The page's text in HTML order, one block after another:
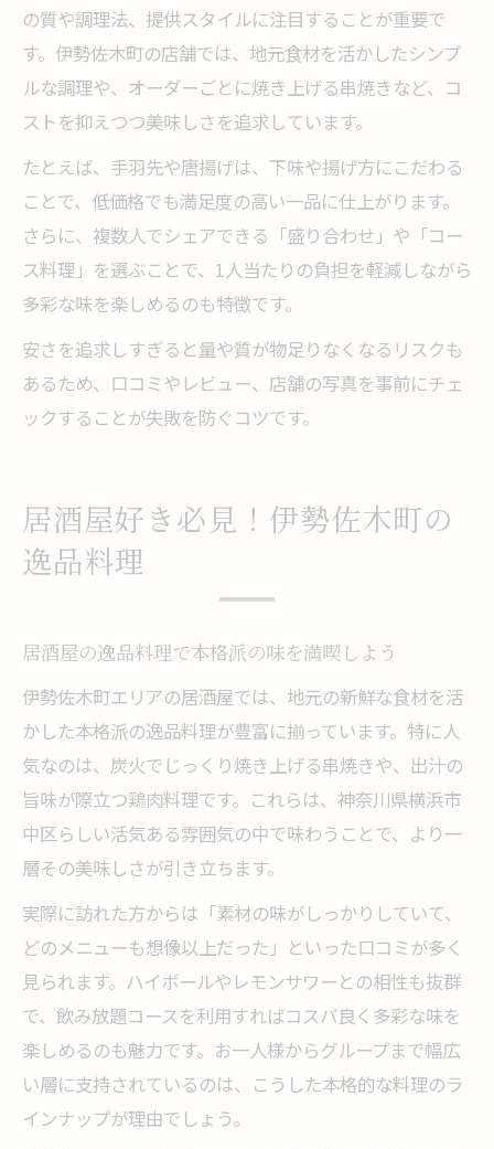
の質や調理法、提供スタイルに注目することが重要で
す。伊勢佐木町の店舗では、地元食材を活かしたシンプ
ルな調理や、オーダーごとに焼き上げる串焼きなど、コ
ストを抑えつつ美味しさを追求しています。
たとえば、手羽先や唐揚げは、下味や揚げ方にこだわる
ことで、低価格でも満足度の高い一品に仕上がります。
さらに、複数人でシェアできる「盛り合わせ」や「コー
ス料理」を選ぶことで、1人当たりの負担を軽減しながら
多彩な味を楽しめるのも特徴です。
安さを追求しすぎると量や質が物足りなくなるリスクも
あるため、口コミやレビュー、店舗の写真を事前にチェ
ックすることが失敗を防ぐコツです。
居酒屋好き必見！伊勢佐木町の
逸品料理
居酒屋の逸品料理で本格派の味を満喫しよう
伊勢佐木町エリアの居酒屋では、地元の新鮮な食材を活
かした本格派の逸品料理が豊富に揃っています。特に人
気なのは、炭火でじっくり焼き上げる串焼きや、出汁の
旨味が際立つ鶏肉料理です。これらは、神奈川県横浜市
中区らしい活気ある雰囲気の中で味わうことで、より一
層その美味しさが引き立ちます。
実際に訪れた方からは「素材の味がしっかりしていて、
どのメニューも想像以上だった」といった口コミが多く
見られます。ハイボールやレモンサワーとの相性も抜群
で、飲み放題コースを利用すればコスパ良く多彩な味を
楽しめるのも魅力です。お一人様からグループまで幅広
い層に支持されているのは、こうした本格的な料理のラ
インナップが理由でしょう。